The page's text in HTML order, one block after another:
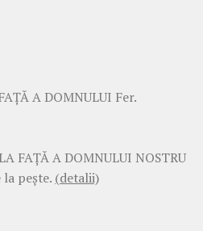
A DOMNULUI Fer.
FAŢĂ A DOMNULUI NOSTRU
la pește. (detalii)